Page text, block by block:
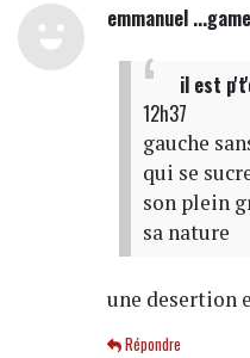
emmanuel
il est
12h37
gauche
qui se
son plein
sa nature
une desertion
Répondre